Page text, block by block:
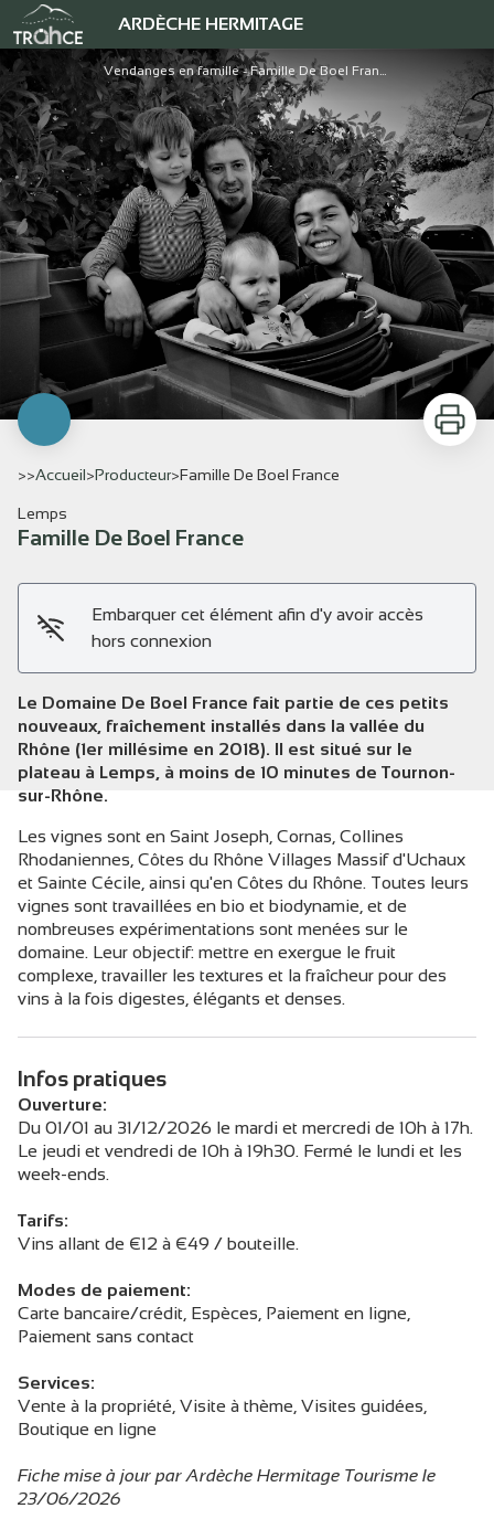
ARDÈCHE HERMITAGE
Famille De Boel France
Vendanges en famille - Famille De Boel France
Voir l'image en plein écran
Imprimer
>>Accueil>Producteur>Famille De Boel France
Lemps
Famille De Boel France
Embarquer cet élément afin d'y avoir accès
hors connexion
Le Domaine De Boel France fait partie de ces petits
nouveaux, fraîchement installés dans la vallée du
Rhône (1er millésime en 2018). Il est situé sur le
plateau à Lemps, à moins de 10 minutes de Tournon-
sur-Rhône.
Les vignes sont en Saint Joseph, Cornas, Collines
Rhodaniennes, Côtes du Rhône Villages Massif d'Uchaux
et Sainte Cécile, ainsi qu'en Côtes du Rhône. Toutes leurs
vignes sont travaillées en bio et biodynamie, et de
nombreuses expérimentations sont menées sur le
domaine. Leur objectif: mettre en exergue le fruit
complexe, travailler les textures et la fraîcheur pour des
vins à la fois digestes, élégants et denses.
Infos pratiques
Ouverture:
Du 01/01 au 31/12/2026 le mardi et mercredi de 10h à 17h.
Le jeudi et vendredi de 10h à 19h30. Fermé le lundi et les
week-ends.
Tarifs:
Vins allant de €12 à €49 / bouteille.
Modes de paiement:
Carte bancaire/crédit, Espèces, Paiement en ligne,
Paiement sans contact
Services:
Vente à la propriété, Visite à thème, Visites guidées,
Boutique en ligne
Fiche mise à jour par Ardèche Hermitage Tourisme le
23/06/2026